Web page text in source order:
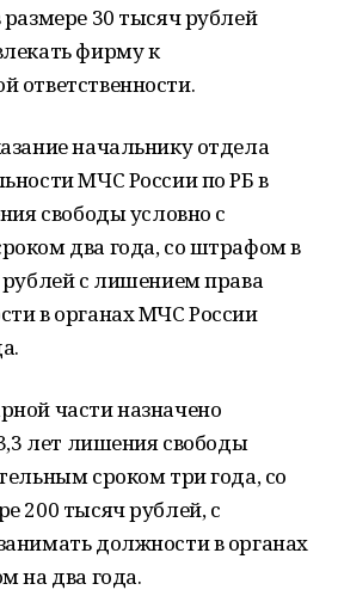
30 тысяч рублей
фирму к
ответственности.
начальнику отдела
МЧС России по РБ в
свободы условно с
два года, со штрафом в
с лишением права
в органах МЧС России
части назначено
лет лишения свободы
сроком три года, со
200 тысяч рублей, с
должности в органах
на два года.